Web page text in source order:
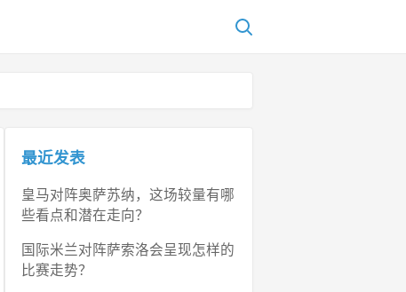
最近发表
皇马对阵奥萨苏纳，这场较量有哪
些看点和潜在走向？
国际米兰对阵萨索洛会呈现怎样的
比赛走势？